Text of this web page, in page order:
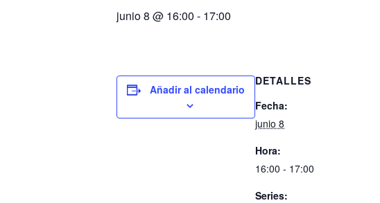
junio 8 @ 16:00 - 17:00
Añadir al calendario
DETALLES
Fecha:
junio 8
Hora:
16:00 - 17:00
Series: